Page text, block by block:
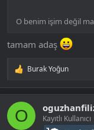
O benim işim değil
tamam adaş
T
p
k
Burak Yoğun
O Kayıtlı Kullanıcı